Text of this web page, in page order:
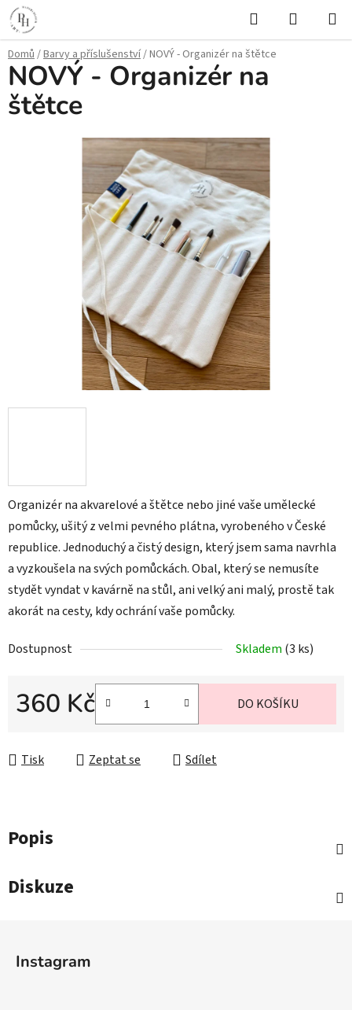
Přejít
na
obsah
Hledat
KOŠÍK
Domů/Barvy a příslušenství/NOVÝ - Organizér na štětce
Organizér na akvarelové a štětce nebo jiné vaše umělecké
pomůcky, ušitý z velmi pevného plátna, vyrobeného v České
republice. Jednoduchý a čistý design, který jsem sama navrhla
a vyzkoušela na svých pomůckách. Obal, který se nemusíte
stydět vyndat v kavárně na stůl, ani velký ani malý, prostě tak
akorát na cesty, kdy ochrání vaše pomůcky.
Dostupnost Skladem (3 ks)
360 Kč DO KOŠÍKU
Tisk Zeptat se Sdílet
NOVÝ - Organizér na
štětce
Popis
Diskuze
Instagram